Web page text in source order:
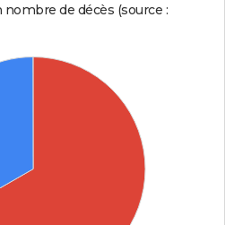
de décès (source :